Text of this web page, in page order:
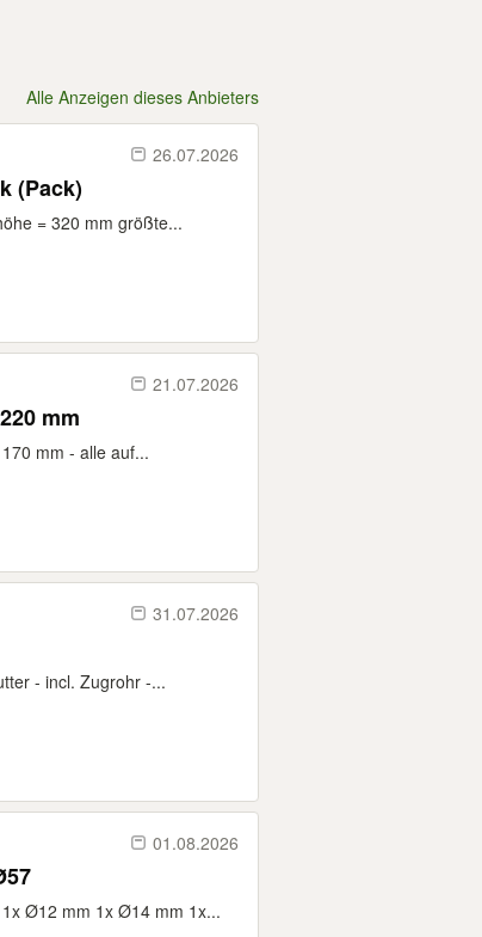
Alle Anzeigen dieses Anbieters
26.07.2026
(Pack)
= 320 mm größte...
21.07.2026
mm
mm - alle auf...
31.07.2026
- incl. Zugrohr -...
01.08.2026
Ø12 mm 1x Ø14 mm 1x...